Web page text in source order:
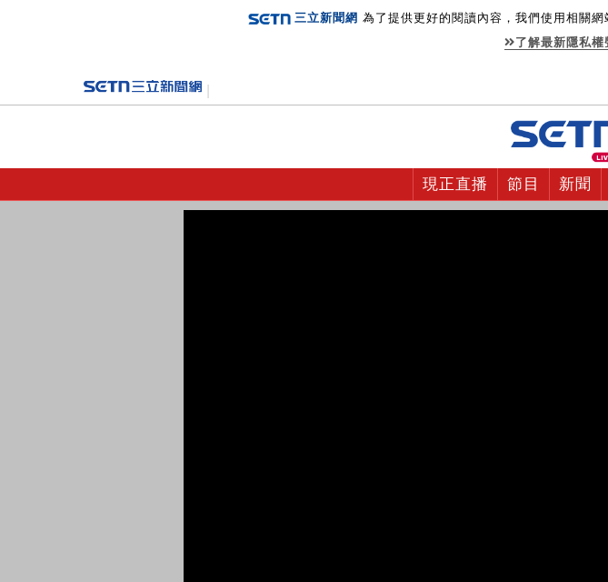
三立新聞網 為了提供更好的閱讀內容，我們使用相關
了解最新隱私權
現正直播 節目 新聞